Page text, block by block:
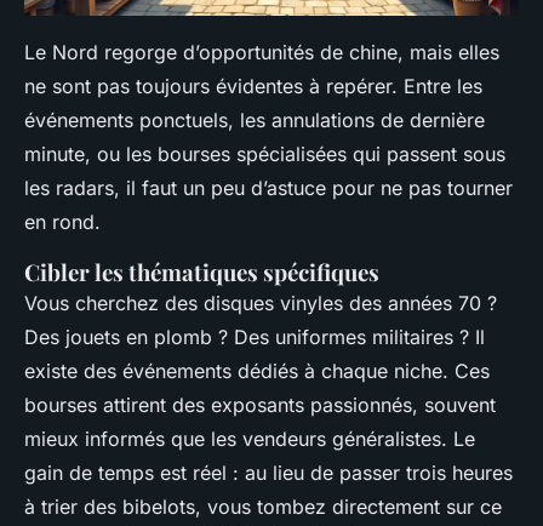
Le Nord regorge d’opportunités de chine, mais elles
ne sont pas toujours évidentes à repérer. Entre les
événements ponctuels, les annulations de dernière
minute, ou les bourses spécialisées qui passent sous
les radars, il faut un peu d’astuce pour ne pas tourner
en rond.
Cibler les thématiques spécifiques
Vous cherchez des disques vinyles des années 70 ?
Des jouets en plomb ? Des uniformes militaires ? Il
existe des événements dédiés à chaque niche. Ces
bourses attirent des exposants passionnés, souvent
mieux informés que les vendeurs généralistes. Le
gain de temps est réel : au lieu de passer trois heures
à trier des bibelots, vous tombez directement sur ce